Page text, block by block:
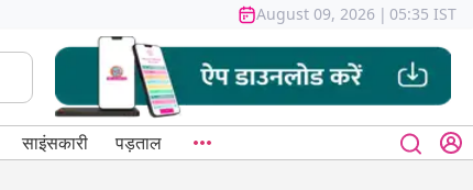
August 09, 2026 | 05:35 IST
साइंसकारी पड़ताल